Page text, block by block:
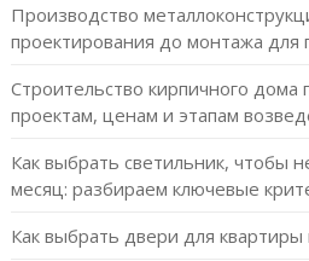
Производство
проектирования до монтажа
Строительство кирпичного дома
проектам, ценам и этапам
Как выбрать светильник, чтобы
месяц: разбираем ключевые
Как выбрать двери для